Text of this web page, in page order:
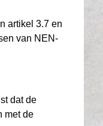
artikel 3.7 en
van NEN-
dat de
met de